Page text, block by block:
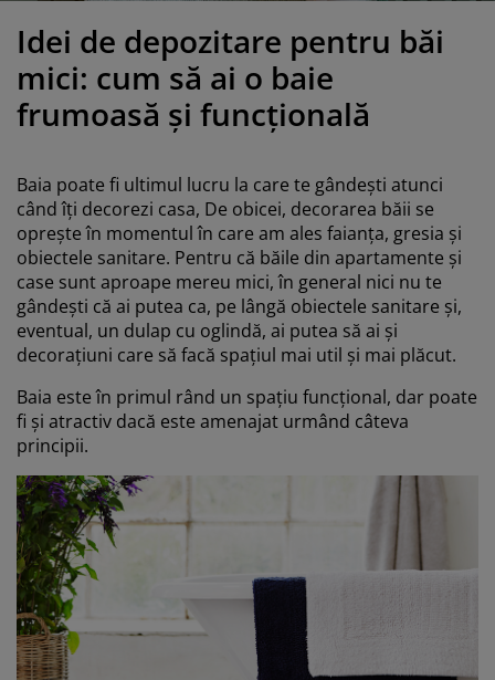
dormitor
de saltea
copii
mobilierului
exterior
casă
copiilor
Idei de depozitare pentru băi
mici: cum să ai o baie
frumoasă și funcțională
Baia poate fi ultimul lucru la care te gândești atunci
când îți decorezi casa, De obicei, decorarea băii se
oprește în momentul în care am ales faianța, gresia și
obiectele sanitare. Pentru că băile din apartamente și
case sunt aproape mereu mici, în general nici nu te
gândești că ai putea ca, pe lângă obiectele sanitare și,
eventual, un dulap cu oglindă, ai putea să ai și
decorațiuni care să facă spațiul mai util și mai plăcut.
Baia este în primul rând un spațiu funcțional, dar poate
fi și atractiv dacă este amenajat urmând câteva
principii.